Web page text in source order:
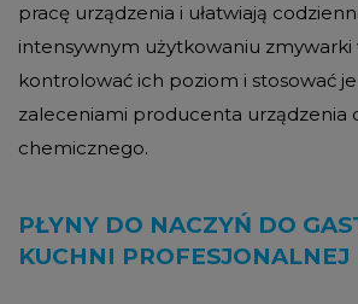
pracę urządzenia i ułatwiają
intensywnym użytkowaniu zmywarki
kontrolować ich poziom i stosować
zaleceniami producenta urządzenia
chemicznego.
PŁYNY DO NACZYŃ DO
KUCHNI PROFESJONALNEJ